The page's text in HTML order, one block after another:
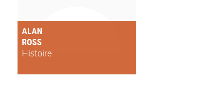
ALAN
ROSS
Histoire